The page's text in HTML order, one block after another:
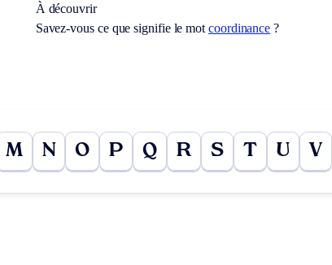
À découvrir
Savez-vous ce que signifie le motcoordinance ?
M N O P Q R S T U V